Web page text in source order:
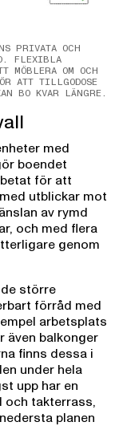
PRIVATA OCH
FLEXIBLA
MÖBLERA OM OCH
ATT TILLGODOSE
BO KVAR LÄNGRE.
med
boendet
för att
utblickar mot
av rymd
och med flera
genom
de större
förråd med
arbetsplats
även balkonger
finns dessa i
under hela
upp har en
och takterrass,
planen